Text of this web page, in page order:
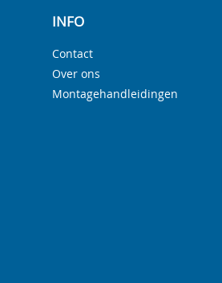
INFO
Contact
Over ons
Montagehandleidingen